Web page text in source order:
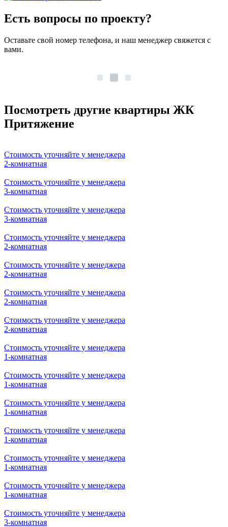
Есть вопросы по проекту?
Оставьте свой номер телефона, и наш менеджер свяжется с
вами.
Посмотреть другие квартиры ЖК
Притяжение
Стоимость уточняйте у менеджера
2-комнатная
Стоимость уточняйте у менеджера
3-комнатная
Стоимость уточняйте у менеджера
3-комнатная
Стоимость уточняйте у менеджера
2-комнатная
Стоимость уточняйте у менеджера
2-комнатная
Стоимость уточняйте у менеджера
2-комнатная
Стоимость уточняйте у менеджера
2-комнатная
Стоимость уточняйте у менеджера
1-комнатная
Стоимость уточняйте у менеджера
1-комнатная
Стоимость уточняйте у менеджера
1-комнатная
Стоимость уточняйте у менеджера
1-комнатная
Стоимость уточняйте у менеджера
1-комнатная
Стоимость уточняйте у менеджера
1-комнатная
Стоимость уточняйте у менеджера
3-комнатная